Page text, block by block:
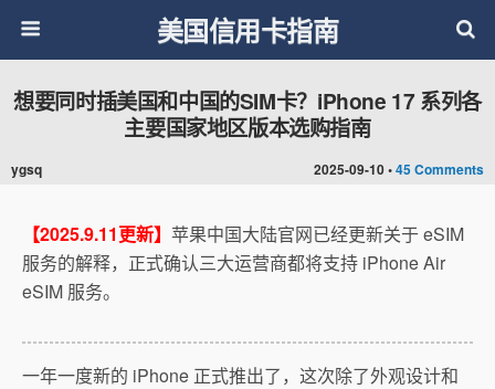
美国信用卡指南
2025-09-10 •45 Comments
想要同时插美国和中国的SIM卡？iPhone 17 系列各
主要国家地区版本选购指南
ygsq
【2025.9.11更新】 苹果中国大陆官网已经更新关于 eSIM
服务的解释，正式确认三大运营商都将支持 iPhone Air
eSIM 服务。
一年一度新的 iPhone 正式推出了，这次除了外观设计和